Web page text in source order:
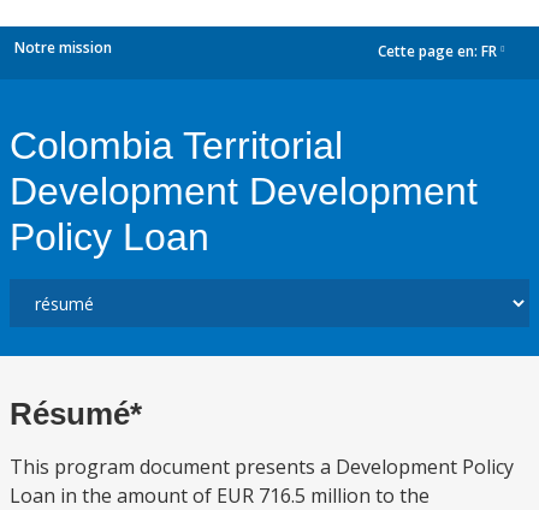
Notre mission Cette page en: FR
Colombia Territorial
Development Development
Policy Loan
Résumé*
This program document presents a Development Policy
Loan in the amount of EUR 716.5 million to the